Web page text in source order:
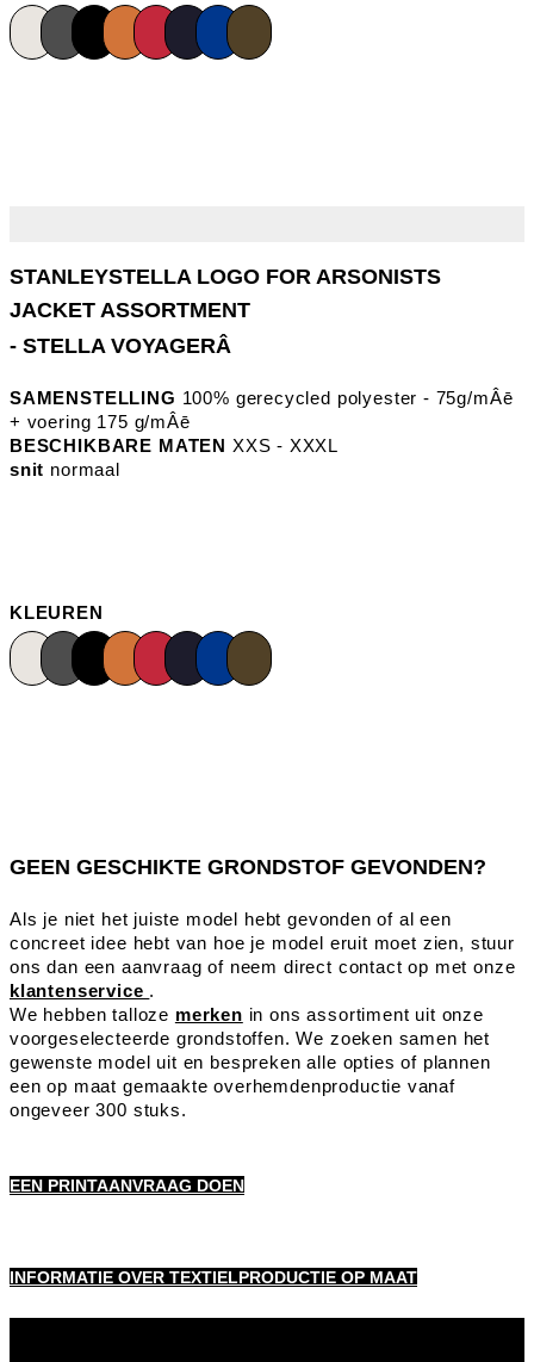
- STELLA VOYAGERÂ
SAMENSTELLING 100% gerecycled polyester - 75g/mÂē
+ voering 175 g/mÂē
BESCHIKBARE MATEN XXS - XXXL
snit normaal
KLEUREN
GEEN GESCHIKTE GRONDSTOF GEVONDEN?
Als je niet het juiste model hebt gevonden of al een
concreet idee hebt van hoe je model eruit moet zien, stuur
ons dan een aanvraag of neem direct contact op met onze
klantenservice .
We hebben talloze merken in ons assortiment uit onze
voorgeselecteerde grondstoffen. We zoeken samen het
gewenste model uit en bespreken alle opties of plannen
een op maat gemaakte overhemdenproductie vanaf
ongeveer 300 stuks.
EEN PRINTAANVRAAG DOEN
INFORMATIE OVER TEXTIELPRODUCTIE OP MAAT